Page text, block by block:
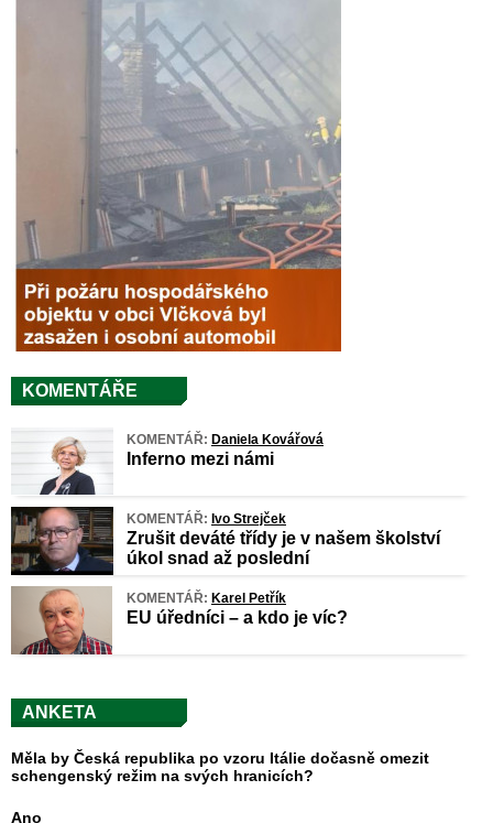
KOMENTÁŘE
KOMENTÁŘ: Daniela Kovářová
Inferno mezi námi
KOMENTÁŘ: Ivo Strejček
Zrušit deváté třídy je v našem školství
úkol snad až poslední
KOMENTÁŘ: Karel Petřík
EU úředníci – a kdo je víc?
ANKETA
Měla by Česká republika po vzoru Itálie dočasně omezit
schengenský režim na svých hranicích?
Ano